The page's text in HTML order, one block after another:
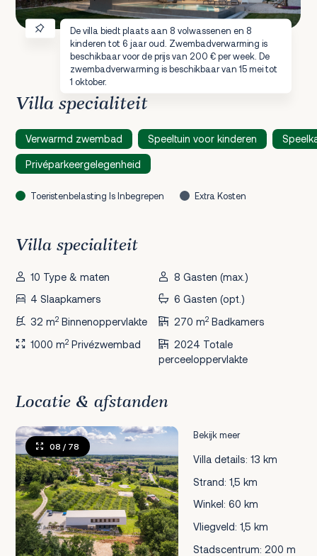
De villa biedt plaats aan 8 volwassenen en 8
kinderen tot 6 jaar oud. Zwembadverwarming is
beschikbaar voor de prijs van 200 € per week. De
zwembadverwarming is beschikbaar van 15 mei tot
1 oktober.
Villa specialiteit
Verwarmd zwembad Speeltuin voor kinderen
Privéparkeergelegenheid
Toeristenbelasting Is Inbegrepen Extra Kosten
Villa specialiteit
10 Type & maten
8 Gasten (max.)
4 Slaapkamers
6 Gasten (opt.)
32 m2 Binnenoppervlakte 270 m2Badkamers
1000 m2 Privézwembad
2024 Totale
perceeloppervlakte
Locatie & afstanden
Bekijk meer
Villa details: 13 km
Strand: 1,5 km
Winkel: 60 km
Vliegveld: 1,5 km
Stadscentrum: 200 m
08 / 78